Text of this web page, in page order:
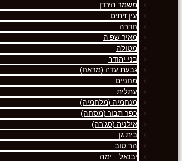
משמר הירדן
עין זיתים
חדרה
מאיר שפיה
מטולה
בני יהודה
גבעת עדה (מראח)
מחניים
עתלית
מנחמיה (מלחמיה)
כפר תבור (מסחה)
אילניה (סג'רה)
בית גן
הר טוב
יבנאל – ימה